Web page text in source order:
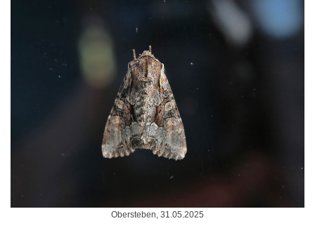
Obersteben, 31.05.2025